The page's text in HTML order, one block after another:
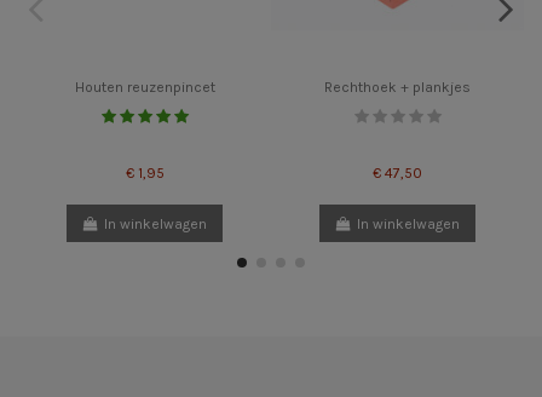
Houten reuzenpincet
€ 1,95
In winkelwagen
Rechthoek + plankjes
€ 47,50
In winkelwagen